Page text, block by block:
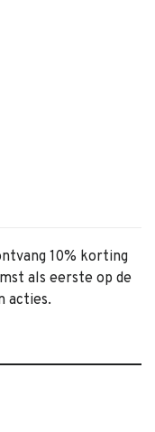
10% korting
als eerste op de
acties.